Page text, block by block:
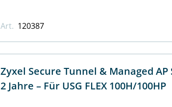
Art. 120387
Zyxel Secure Tunnel & Managed AP
2 Jahre – Für USG FLEX 100H/100HP